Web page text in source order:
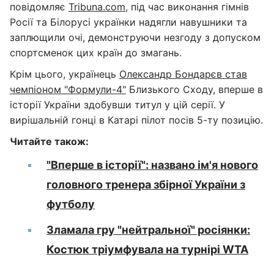
повідомляє Tribuna.com, під час виконання гімнів
Росії та Білорусі українки надягли навушники та
заплющили очі, демонструючи незгоду з допуском
спортсменок цих країн до змагань.
Крім цього, українець Олександр Бондарєв став
чемпіоном "Формули-4" Близького Сходу, вперше в
історії України здобувши титул у цій серії. У
вирішальній гонці в Катарі пілот посів 5-ту позицію.
Читайте також:
"Вперше в історії": названо ім'я нового
головного тренера збірної України з
футболу
Зламала гру "нейтральної" росіянки:
Костюк тріумфувала на турнірі WTA